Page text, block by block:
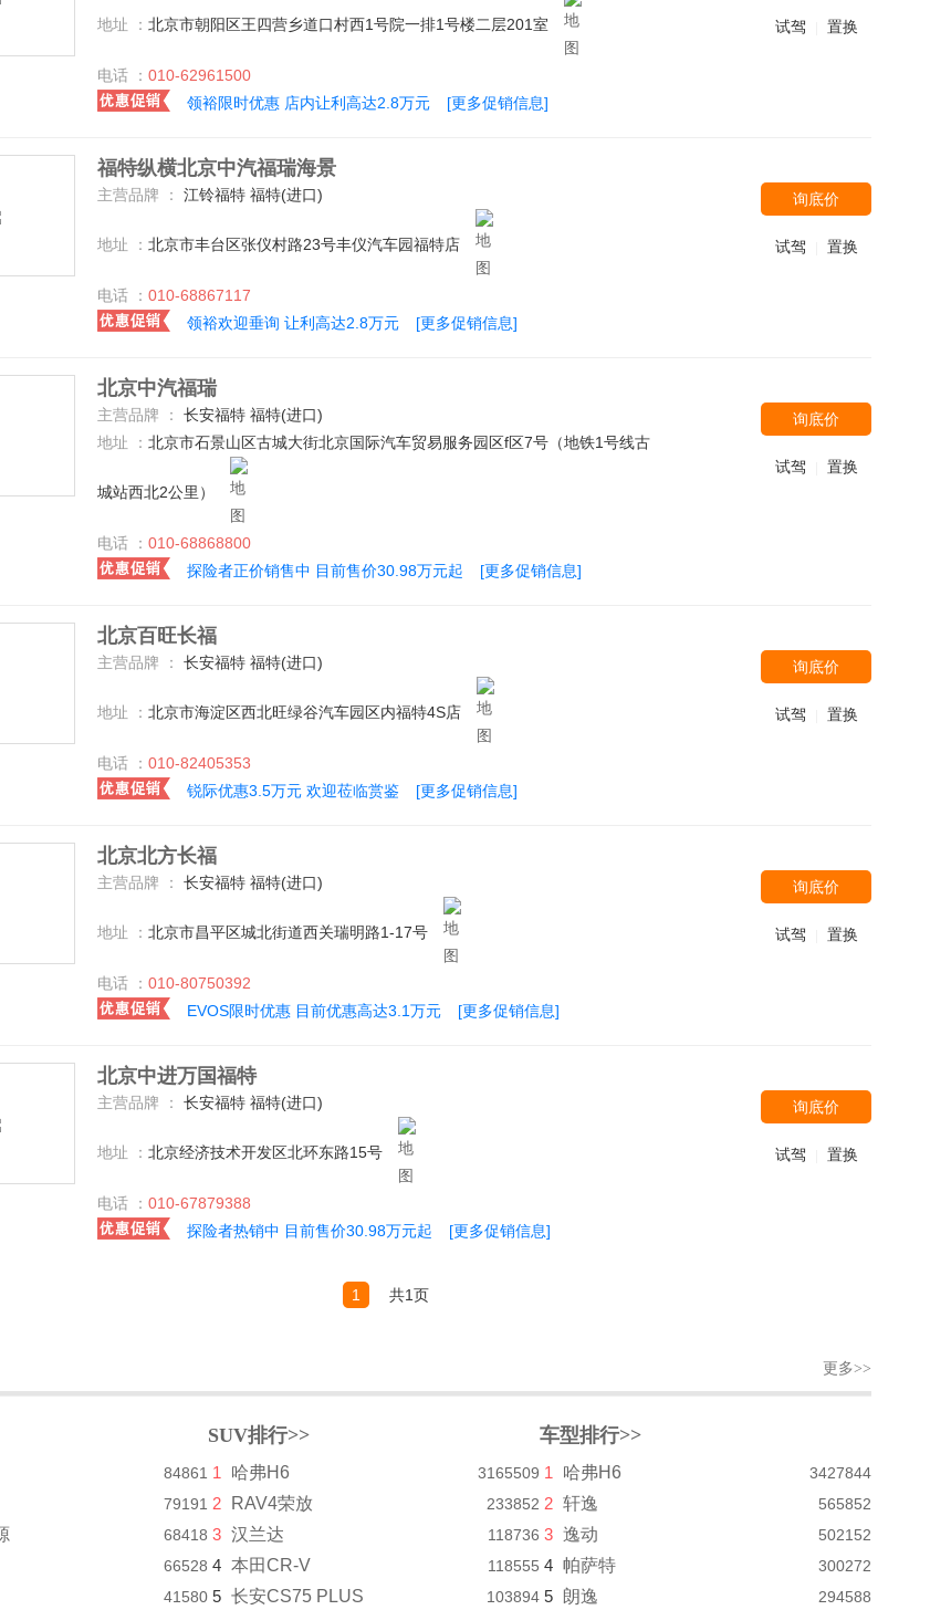
地址 ： 北京市朝阳区王四营乡道口村西1号院一排1号楼二层201室
电话 ： 010-62961500
领裕限时优惠 店内让利高达2.8万元
[更多促销信息]
试驾 置换
福特纵横北京中汽福瑞海景
主营品牌 ： 江铃福特 福特(进口)
地址 ： 北京市丰台区张仪村路23号丰仪汽车园福特店
电话 ： 010-68867117
领裕欢迎垂询 让利高达2.8万元
[更多促销信息]
询底价
试驾 置换
北京中汽福瑞
主营品牌 ：
长安福特 福特(进口)
地址 ： 北京市石景山区古城大街北京国际汽车贸易服务园区f区7号（地铁1号线古
城站西北2公里）
电话 ： 010-68868800
探险者正价销售中 目前售价30.98万元起
[更多促销信息]
询底价
试驾 置换
北京百旺长福
主营品牌 ： 长安福特 福特(进口)
地址 ： 北京市海淀区西北旺绿谷汽车园区内福特4S店
电话 ： 010-82405353
锐际优惠3.5万元 欢迎莅临赏鉴
[更多促销信息]
询底价
试驾 置换
北京北方长福
主营品牌 ： 长安福特 福特(进口)
地址 ： 北京市昌平区城北街道西关瑞明路1-17号
电话 ： 010-80750392
EVOS限时优惠 目前优惠高达3.1万元
[更多促销信息]
询底价
试驾 置换
北京中进万国福特
主营品牌 ： 长安福特 福特(进口)
地址 ： 北京经济技术开发区北环东路15号
电话 ： 010-67879388
探险者热销中 目前售价30.98万元起
[更多促销信息]
询底价
试驾 置换
1 共1页
更多>>
84861
79191
68418
66528
41580
SUV排行>>
1 哈弗H6 3165509
2 RAV4荣放 233852
3 汉兰达 118736
4 本田CR-V 118555
5 长安CS75 PLUS 103894
车型排行>>
1 哈弗H6 3427844
2 轩逸 565852
3 逸动 502152
4 帕萨特 300272
5 朗逸 294588